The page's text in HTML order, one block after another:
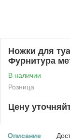
Ножки для
Фурнитура
В наличии
Розница
Цену
Описание